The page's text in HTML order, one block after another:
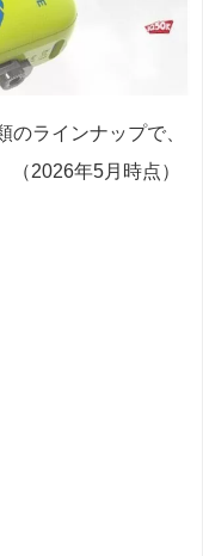
のラインナップで、
2026年5月時点）